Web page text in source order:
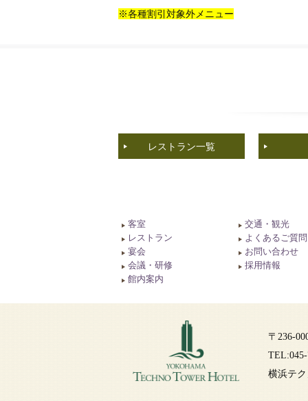
※各種割引対象外メニュー
レストラン一覧
客室
レストラン
宴会
会議・研修
館内案内
交通・観光
よくあるご質問
お問い合わせ
採用情報
〒236-
TEL:045-
横浜テ